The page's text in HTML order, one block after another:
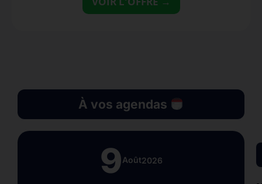
À vos agendas
9Août2026